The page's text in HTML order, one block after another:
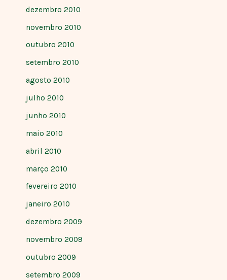
dezembro 2010
novembro 2010
outubro 2010
setembro 2010
agosto 2010
julho 2010
junho 2010
maio 2010
abril 2010
março 2010
fevereiro 2010
janeiro 2010
dezembro 2009
novembro 2009
outubro 2009
setembro 2009